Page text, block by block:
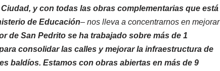
y con todas las obras complementarias que está
de Educación– nos lleva a concentrarnos en mejorar
de San Pedrito se ha trabajado sobre más de 1
consolidar las calles y mejorar la infraestructura de
baldíos. Estamos con obras abiertas en más de 9